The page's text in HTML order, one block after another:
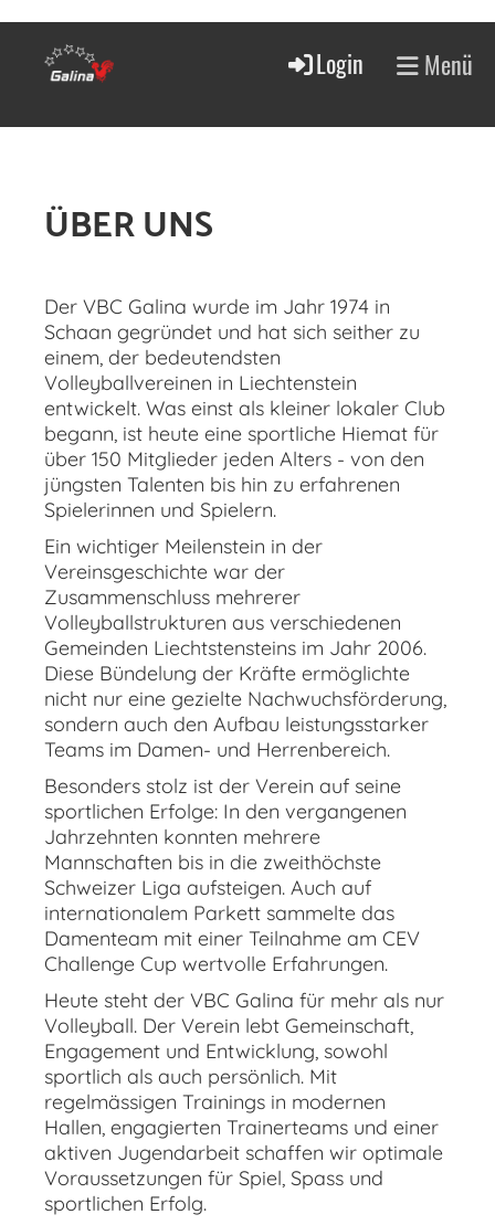
Login Menü
ÜBER UNS
Der VBC Galina wurde im Jahr 1974 in
Schaan gegründet und hat sich seither zu
einem, der bedeutendsten
Volleyballvereinen in Liechtenstein
entwickelt. Was einst als kleiner lokaler Club
begann, ist heute eine sportliche Hiemat für
über 150 Mitglieder jeden Alters - von den
jüngsten Talenten bis hin zu erfahrenen
Spielerinnen und Spielern.
Ein wichtiger Meilenstein in der
Vereinsgeschichte war der
Zusammenschluss mehrerer
Volleyballstrukturen aus verschiedenen
Gemeinden Liechtstensteins im Jahr 2006.
Diese Bündelung der Kräfte ermöglichte
nicht nur eine gezielte Nachwuchsförderung,
sondern auch den Aufbau leistungsstarker
Teams im Damen- und Herrenbereich.
Besonders stolz ist der Verein auf seine
sportlichen Erfolge: In den vergangenen
Jahrzehnten konnten mehrere
Mannschaften bis in die zweithöchste
Schweizer Liga aufsteigen. Auch auf
internationalem Parkett sammelte das
Damenteam mit einer Teilnahme am CEV
Challenge Cup wertvolle Erfahrungen.
Heute steht der VBC Galina für mehr als nur
Volleyball. Der Verein lebt Gemeinschaft,
Engagement und Entwicklung, sowohl
sportlich als auch persönlich. Mit
regelmässigen Trainings in modernen
Hallen, engagierten Trainerteams und einer
aktiven Jugendarbeit schaffen wir optimale
Voraussetzungen für Spiel, Spass und
sportlichen Erfolg.